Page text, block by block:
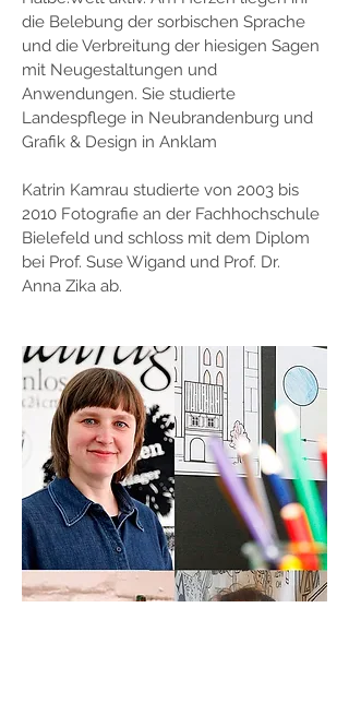
die Belebung der sorbischen Sprache
und die Verbreitung der hiesigen Sagen
mit Neugestaltungen und
Anwendungen. Sie studierte
Landespflege in Neubrandenburg und
Grafik & Design in Anklam
Katrin Kamrau studierte von 2003 bis
2010 Fotografie an der Fachhochschule
Bielefeld und schloss mit dem Diplom
bei Prof. Suse Wigand und Prof. Dr.
Anna Zika ab.